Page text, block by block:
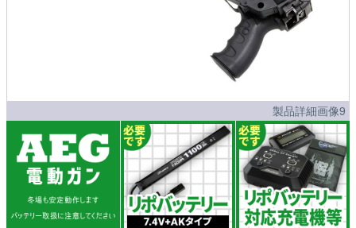
製品詳細画像9